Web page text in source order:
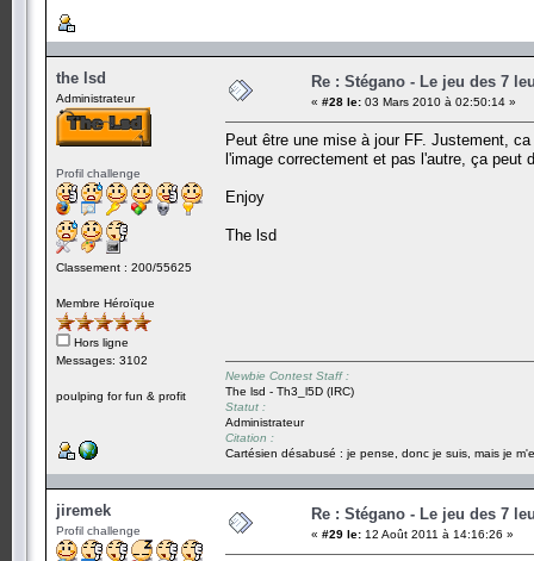
the lsd
Administrateur
Profil challenge
Classement : 200/55625
Membre Héroïque
Hors ligne
Messages: 3102
poulping for fun & profit
Re : Stégano - Le jeu des 7
« #28 le: 03 Mars 2010 à 02:50:14 »
Peut être une mise à jour FF. Justement,
l'image correctement et pas l'autre, ça peut
Enjoy
The lsd
Newbie Contest Staff :
The lsd - Th3_l5D (IRC)
Statut :
Administrateur
Citation :
Cartésien désabusé : je pense, donc je suis, mais je
jiremek
Profil challenge
Re : Stégano - Le jeu des 7
« #29 le: 12 Août 2011 à 14:16:26 »